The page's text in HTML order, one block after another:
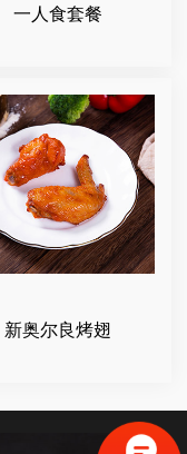
一人食套餐
新奥尔良烤翅